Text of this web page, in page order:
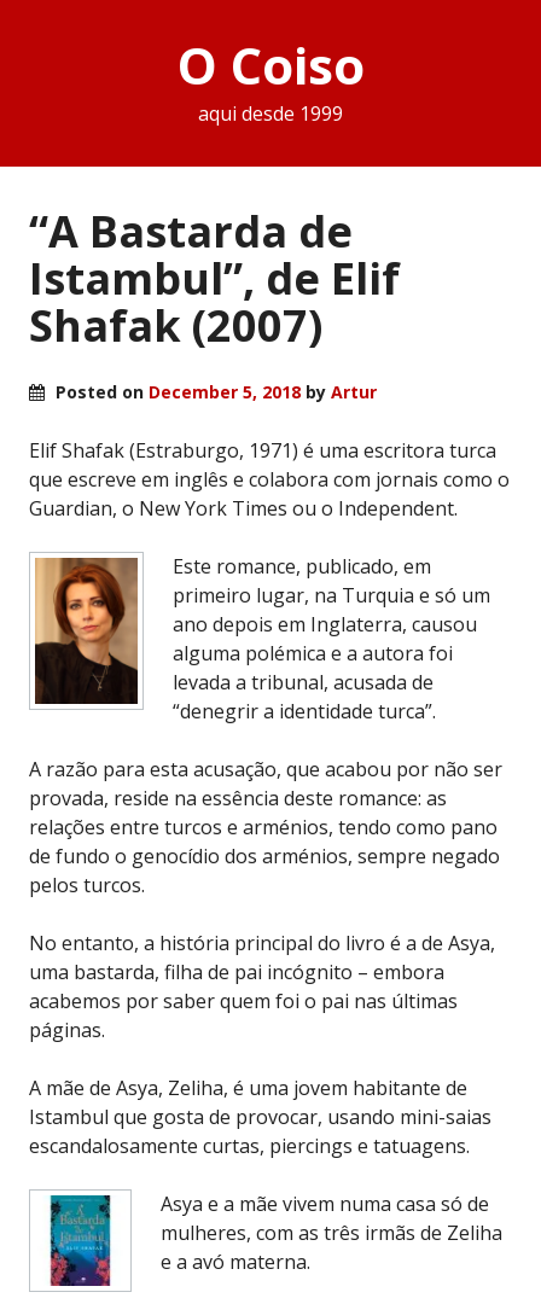
O Coiso
aqui desde 1999
“A Bastarda de
Istambul”, de Elif
Shafak (2007)
Posted on December 5, 2018 by Artur
Elif Shafak (Estraburgo, 1971) é uma escritora turca
que escreve em inglês e colabora com jornais como o
Guardian, o New York Times ou o Independent.
Este romance, publicado, em
primeiro lugar, na Turquia e só um
ano depois em Inglaterra, causou
alguma polémica e a autora foi
levada a tribunal, acusada de
“denegrir a identidade turca”.
A razão para esta acusação, que acabou por não ser
provada, reside na essência deste romance: as
relações entre turcos e arménios, tendo como pano
de fundo o genocídio dos arménios, sempre negado
pelos turcos.
No entanto, a história principal do livro é a de Asya,
uma bastarda, filha de pai incógnito – embora
acabemos por saber quem foi o pai nas últimas
páginas.
A mãe de Asya, Zeliha, é uma jovem habitante de
Istambul que gosta de provocar, usando mini-saias
escandalosamente curtas, piercings e tatuagens.
Asya e a mãe vivem numa casa só de
mulheres, com as três irmãs de Zeliha
e a avó materna.